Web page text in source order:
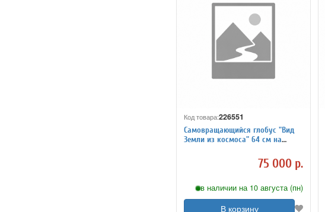
Код товара:226551
Самовращающийся глобус "Вид
Земли из космоса" 64 см на
75 000 р.
в наличии на 10 августа (пн)
В корзину